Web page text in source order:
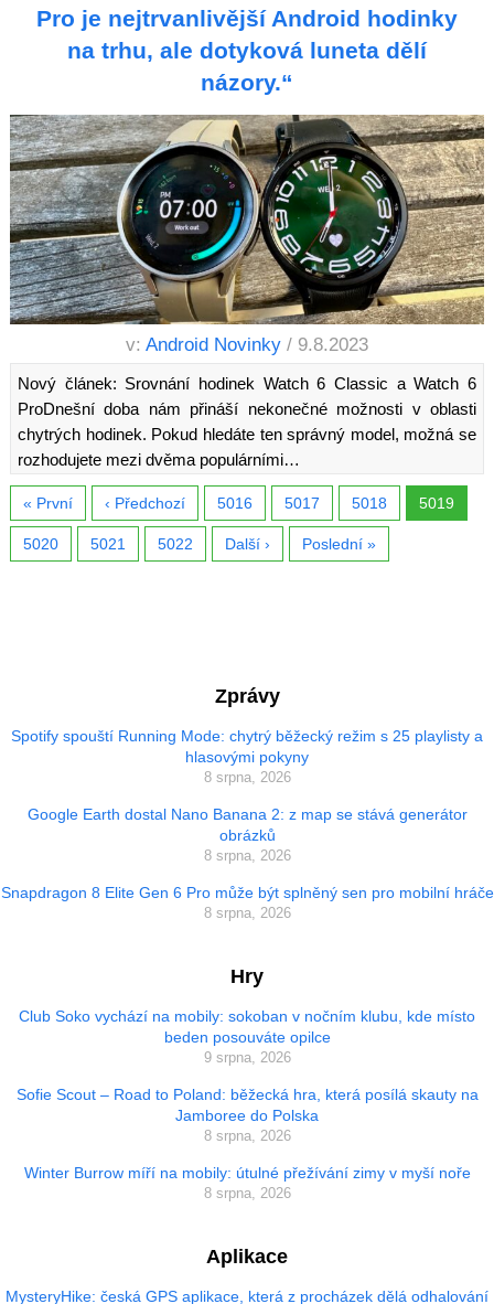
Pro je nejtrvanlivější Android hodinky
na trhu, ale dotyková luneta dělí
názory.“
v: Android Novinky / 9.8.2023
Nový článek: Srovnání hodinek Watch 6 Classic a Watch 6
ProDnešní doba nám přináší nekonečné možnosti v oblasti
chytrých hodinek. Pokud hledáte ten správný model, možná se
rozhodujete mezi dvěma populárními…
« První ‹ Předchozí 5016 5017 5018 5019
5020 5021 5022 Další › Poslední »
Zprávy
Spotify spouští Running Mode: chytrý běžecký režim s 25 playlisty a
hlasovými pokyny
8 srpna, 2026
Google Earth dostal Nano Banana 2: z map se stává generátor
obrázků
8 srpna, 2026
Snapdragon 8 Elite Gen 6 Pro může být splněný sen pro mobilní hráče
8 srpna, 2026
Hry
Club Soko vychází na mobily: sokoban v nočním klubu, kde místo
beden posouváte opilce
9 srpna, 2026
Sofie Scout – Road to Poland: běžecká hra, která posílá skauty na
Jamboree do Polska
8 srpna, 2026
Winter Burrow míří na mobily: útulné přežívání zimy v myší noře
8 srpna, 2026
Aplikace
MysteryHike: česká GPS aplikace, která z procházek dělá odhalování